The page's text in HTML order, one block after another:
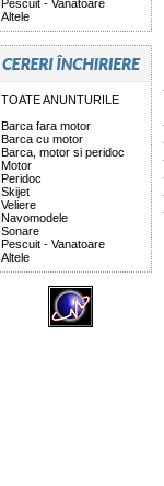
Pescuit - Vanatoare
Altele
TOATE ANUNTURILE
Barca fara motor
Barca cu motor
Barca, motor si peridoc
Motor
Peridoc
Skijet
Veliere
Navomodele
Sonare
Pescuit - Vanatoare
Altele